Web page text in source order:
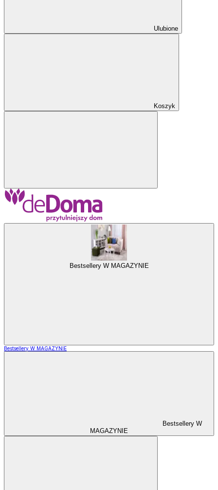
Ulubione
Koszyk
Bestsellery W MAGAZYNIE
Bestsellery W MAGAZYNIE
Bestsellery W
MAGAZYNIE